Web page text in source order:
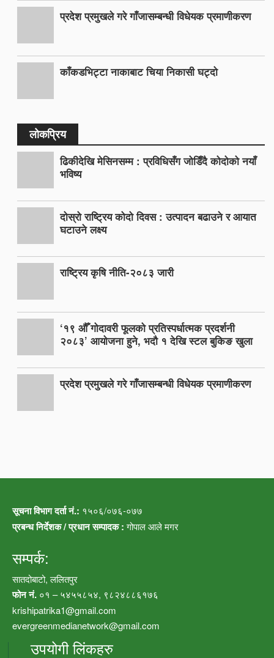
प्रदेश प्रमुखले गरे गाँजासम्बन्धी विधेयक प्रमाणीकरण
काँकडभिट्टा नाकाबाट चिया निकासी घट्दो
लोकप्रिय
ढिकीदेखि मेसिनसम्म : प्रविधिसँग जोडिँदै कोदोको नयाँ
भविष्य
दोस्रो राष्ट्रिय कोदो दिवस : उत्पादन बढाउने र आयात
घटाउने लक्ष्य
राष्ट्रिय कृषि नीति-२०८३ जारी
‘१९ औँ गोदावरी फूलको प्रतिस्पर्धात्मक प्रदर्शनी
२०८३’ आयोजना हुने, भदौ १ देखि स्टल बुकिङ खुला
प्रदेश प्रमुखले गरे गाँजासम्बन्धी विधेयक प्रमाणीकरण
सूचना विभाग दर्ता नं.: १५०६/०७६-०७७
प्रबन्ध निर्देशक / प्रधान सम्पादक :गोपाल आले मगर
सम्पर्क:
सातदोबाटो, ललितपुर
फोन नं. ०१ – ५४५५८५४, ९८२४८८६१७६
krishipatrika1@gmail.com
evergreenmedianetwork@gmail.com
उपयोगी लिंकहरु